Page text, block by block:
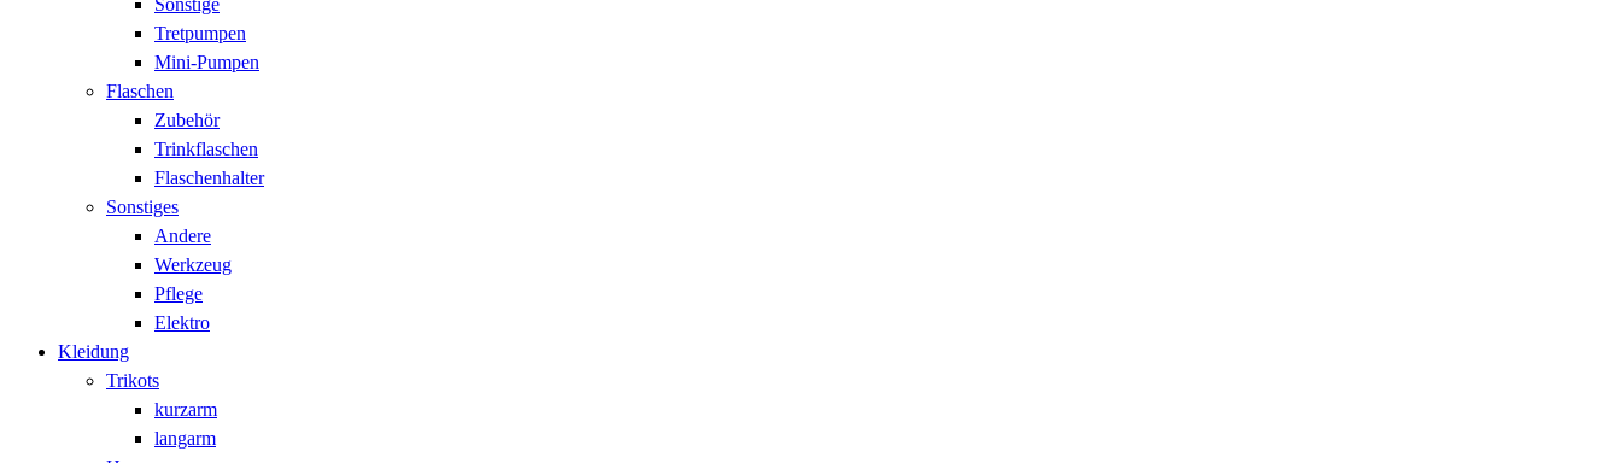
Tretpumpen
Mini-Pumpen
Flaschen
Zubehör
Trinkflaschen
Flaschenhalter
Sonstiges
Andere
Werkzeug
Pflege
Elektro
Kleidung
Trikots
kurzarm
langarm